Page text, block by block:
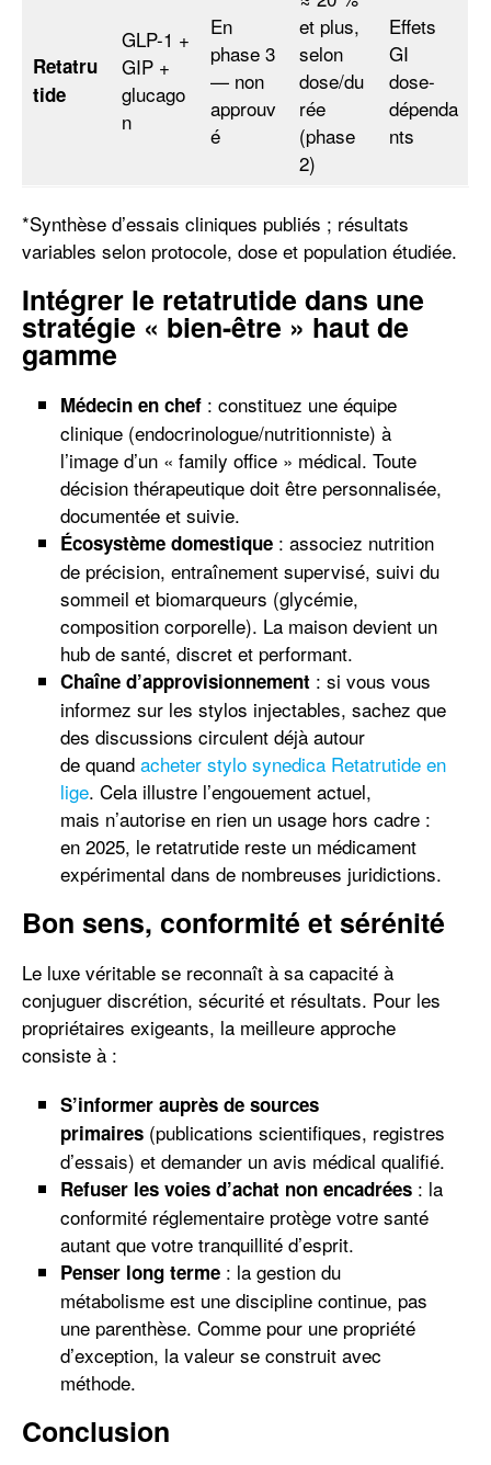
Retatru
tide
GLP-1 +
GIP +
glucago
n
En
phase 3
— non
approuv
é
et plus,
selon
dose/du
rée
(phase
2)
Effets
GI
dose-
dépenda
nts
*Synthèse d’essais cliniques publiés ; résultats
variables selon protocole, dose et population étudiée.
Intégrer le retatrutide dans une
stratégie « bien-être » haut de
gamme
Médecin en chef : constituez une équipe
clinique (endocrinologue/nutritionniste) à
l’image d’un « family office » médical. Toute
décision thérapeutique doit être personnalisée,
documentée et suivie.
Écosystème domestique : associez nutrition
de précision, entraînement supervisé, suivi du
sommeil et biomarqueurs (glycémie,
composition corporelle). La maison devient un
hub de santé, discret et performant.
Chaîne d’approvisionnement : si vous vous
informez sur les stylos injectables, sachez que
des discussions circulent déjà autour
de quand acheter stylo synedica Retatrutide en
lige. Cela illustre l’engouement actuel,
mais n’autorise en rien un usage hors cadre :
en 2025, le retatrutide reste un médicament
expérimental dans de nombreuses juridictions.
Bon sens, conformité et sérénité
Le luxe véritable se reconnaît à sa capacité à
conjuguer discrétion, sécurité et résultats. Pour les
propriétaires exigeants, la meilleure approche
consiste à :
S’informer auprès de sources
primaires (publications scientifiques, registres
d’essais) et demander un avis médical qualifié.
Refuser les voies d’achat non encadrées : la
conformité réglementaire protège votre santé
autant que votre tranquillité d’esprit.
Penser long terme : la gestion du
métabolisme est une discipline continue, pas
une parenthèse. Comme pour une propriété
d’exception, la valeur se construit avec
méthode.
Conclusion